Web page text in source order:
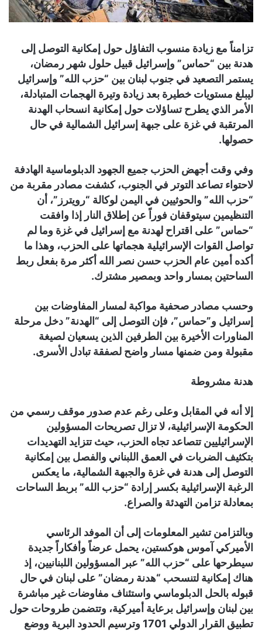
تزامناً مع زيادة منسوب التفاؤل حول إمكانية التوصل إلى
هدنة بين “حماس” وإسرائيل قبيل حلول شهر رمضان،
يستمر التصعيد في جنوب لبنان بين “حزب الله” وإسرائيل
ليبلغ مستويات خطيرة بعد زيادة وتيرة الهجمات المتبادلة،
الأمر الذي يطرح تساؤلات حول إمكانية انسحاب الهدنة
المرتقبة في غزة على جبهة إسرائيل الشمالية في حال
حصولها.
وفي وقت أجهض الحزب جميع الجهود الدبلوماسية الهادفة
لاحتواء تصاعد التوتر في الجنوب، كشفت مصادر مقربة من
“حزب الله” والحوثيين في اليمن لوكالة “رويترز”، أن
التنظيمين سيتوقفان فوراً عن إطلاق النار إذا وافقت
“حماس” على اقتراح لهدنة مع إسرائيل في غزة وما لم
تواصل القوات الإسرائيلية هجماتها على الحزب، وهذا ما
أكده أمين عام الحزب حسن نصر الله أكثر مرة بفعل ربط
الساحتين بمسار واحد وبمصير مشترك.
وحسب مصادر صحفية مواكبة لمسار المفاوضات بين
إسرائيل و”حماس”، فإن التوصل إلى “الهدنة” دخل مرحلة
المناورات الأخيرة بين الطرفين الذين يسعيان لصيغة
مقبولة ومن ضمنها مسار واضح لصفقة تبادل الأسرى.
هدنة مشروطة
إلا أنه في المقابل وعلى رغم عدم صدور موقف رسمي من
الحكومة الإسرائيلية، لا تزال تصريحات المسؤولين
الإسرائيليين تتصاعد تجاه الحزب، حيث تتزايد التهديدات
بتكثيف الضربات في العمق اللبناني والفصل بين إمكانية
التوصل إلى هدنة في غزة والجبهة الشمالية، ما يعكس
الرغبة الإسرائيلية بكسر إرادة “حزب الله” بربط الساحات
بمعادلة تزامن التهدئة والصراع.
وبالتزامن تشير المعلومات إلى أن الموفد الرئاسي
الأميركي آموس هوكستين، يحمل عرضاً وأفكاراً جديدة
سيطرحها على “حزب الله” عبر المسؤولين اللبنانيين، إذ
هناك إمكانية لتنسحب “هدنة رمضان” على لبنان في حال
قبوله بالحل الدبلوماسي واستئناف مفاوضات غير مباشرة
بين لبنان وإسرائيل برعاية أميركية، وتتضمن طروحات حول
تطبيق القرار الدولي 1701 وترسيم الحدود البرية ووضع